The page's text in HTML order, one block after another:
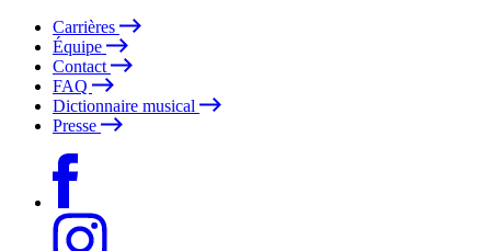
Carrières
Équipe
Contact
FAQ
Dictionnaire musical
Presse